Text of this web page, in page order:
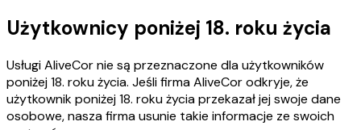
Użytkownicy poniżej 18. roku życia
Usługi AliveCor nie są przeznaczone dla użytkowników
poniżej 18. roku życia. Jeśli firma AliveCor odkryje, że
użytkownik poniżej 18. roku życia przekazał jej swoje dane
osobowe, nasza firma usunie takie informacje ze swoich